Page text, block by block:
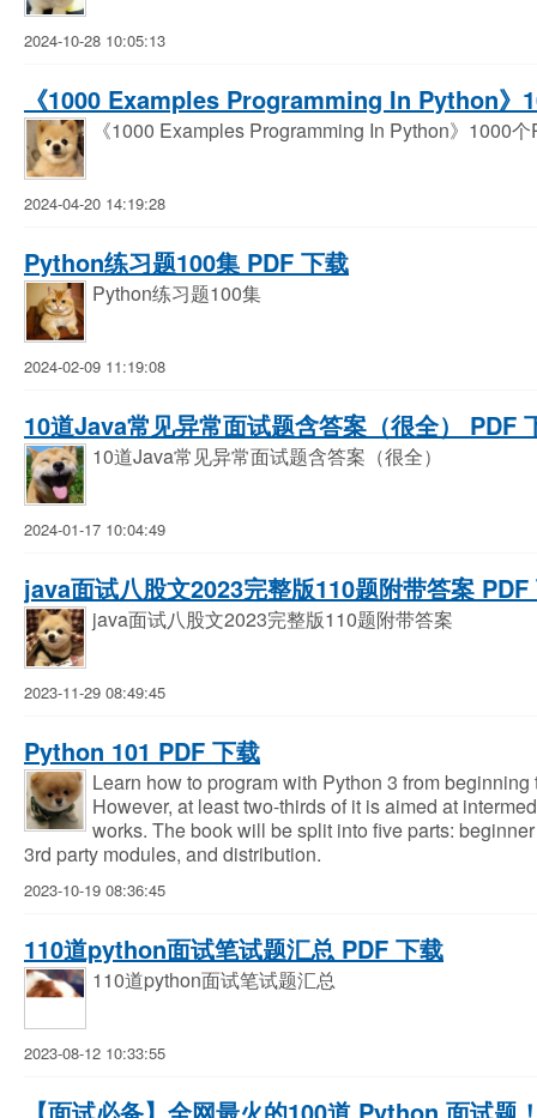
2024-10-28 10:05:13
《1000 Examples Programming In Python》
《1000 Examples Programming In Python》1000
2024-04-20 14:19:28
Python练习题100集 PDF 下载
Python练习题100集
2024-02-09 11:19:08
10道Java常见异常面试题含答案（很全） PDF
10道Java常见异常面试题含答案（很全）
2024-01-17 10:04:49
java面试八股文2023完整版110题附带答案 PDF
java面试八股文2023完整版110题附带答案
2023-11-29 08:49:45
Python 101 PDF 下载
Learn how to program with Python 3 from
However, at least two-thirds of it is aimed at
works. The book will be split into five parts:
3rd party modules, and distribution.
2023-10-19 08:36:45
110道python面试笔试题汇总 PDF 下载
110道python面试笔试题汇总
2023-08-12 10:33:55